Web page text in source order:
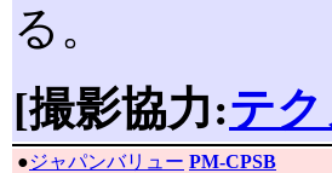
る。
[撮影協力:テ
●ジャパンバリュー PM-CPSB